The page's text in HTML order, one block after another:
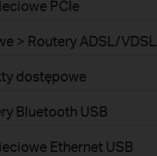
PCIe
> Routery ADSL/VDSL
dostępowe
Bluetooth USB
Ethernet USB